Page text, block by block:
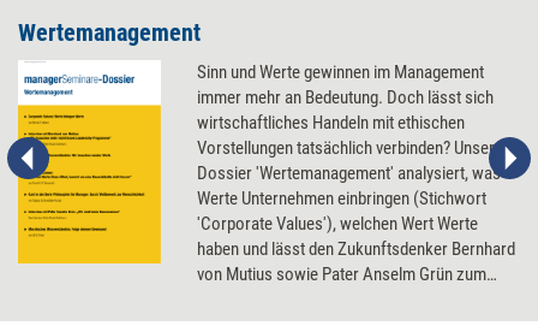
Wertemanagement
Sinn und Werte gewinnen im Management
immer mehr an Bedeutung. Doch lässt sich
wirtschaftliches Handeln mit ethischen
Vorstellungen tatsächlich verbinden? Unser
Dossier 'Wertemanagement' analysiert, was
Werte Unternehmen einbringen (Stichwort
'Corporate Values'), welchen Wert Werte
haben und lässt den Zukunftsdenker Bernhard
von Mutius sowie Pater Anselm Grün zum